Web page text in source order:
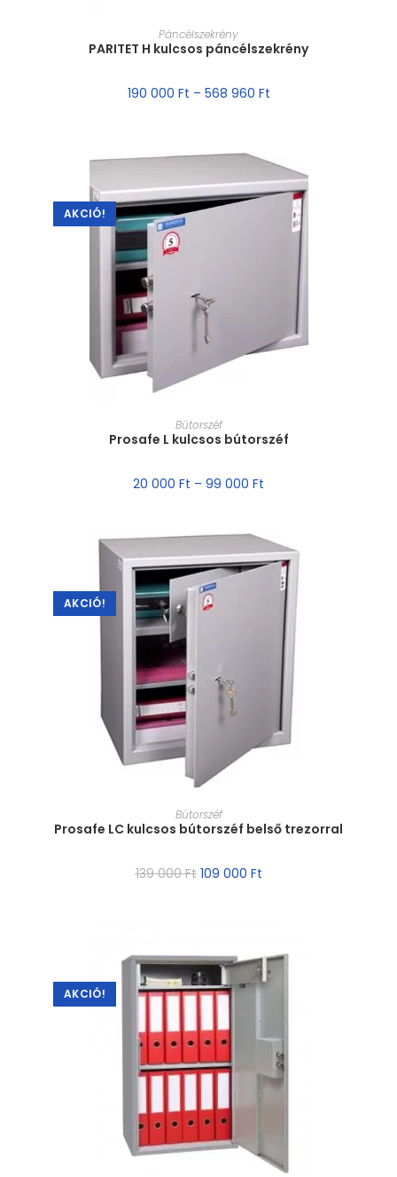
MÉRET VÁLASZTÁSA
Páncélszekrény
PARITET H kulcsos páncélszekrény
190 000 Ft – 568 960 Ft
AKCIÓ!
MÉRET VÁLASZTÁSA
Bútorszéf
Prosafe L kulcsos bútorszéf
20 000 Ft – 99 000 Ft
AKCIÓ!
MÉRET VÁLASZTÁSA
Bútorszéf
Prosafe LC kulcsos bútorszéf belső trezorral
139 000Ft 109 000 Ft
AKCIÓ!